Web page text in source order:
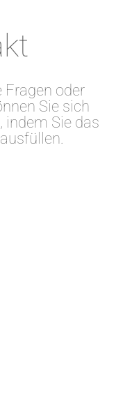
Fragen oder
Sie sich
indem Sie das